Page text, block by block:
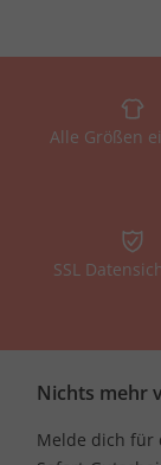
Alle Größen
SSL
Nichts mehr
Melde dich für